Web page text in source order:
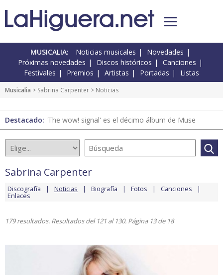
MUSICALIA: Noticias musicales
Novedades
Próximas novedades
Discos históricos
Canciones
Festivales
Premios Artistas Portadas Listas
Musicalia > Sabrina Carpenter > Noticias
Destacado: 'The wow! signal' es el décimo álbum de Muse
Sabrina Carpenter
Discografía Noticias Biografía Fotos Canciones
Enlaces
179 resultados. Resultados del 121 al 130. Página 13 de 18